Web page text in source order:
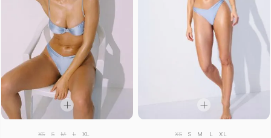
XS S M L XL XS S M L XL